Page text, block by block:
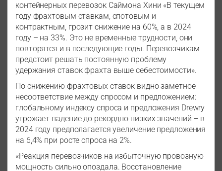
контейнерных перевозок Саймона Хини «В текущем
году фрахтовым ставкам, спотовым и
контрактным, грозит снижение на 60%, а в 2024
году – на 33%. Это не временные трудности, они
повторятся и в последующие годы. Перевозчикам
предстоит решать постоянную проблему
удержания ставок фрахта выше себестоимости».
По снижению фрахтовых ставок видно заметное
несоответствие между спросом и предложением:
глобальному индексу спроса и предложения Drewry
угрожает падение до рекордно низких значений – в
2024 году предполагается увеличение предложения
на 6,4% при росте спроса на 2%.
«Реакция перевозчиков на избыточную провозную
мощность сильно опоздала. Восстановление